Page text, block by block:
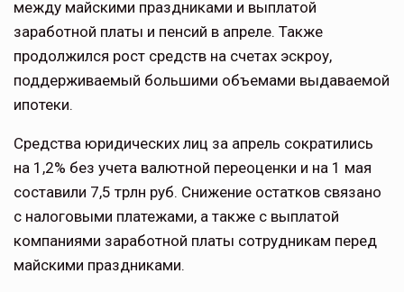
между майскими праздниками и выплатой
заработной платы и пенсий в апреле. Также
продолжился рост средств на счетах эскроу,
поддерживаемый большими объемами выдаваемой
ипотеки.
Средства юридических лиц за апрель сократились
на 1,2% без учета валютной переоценки и на 1 мая
составили 7,5 трлн руб. Снижение остатков связано
с налоговыми платежами, а также с выплатой
компаниями заработной платы сотрудникам перед
майскими праздниками.